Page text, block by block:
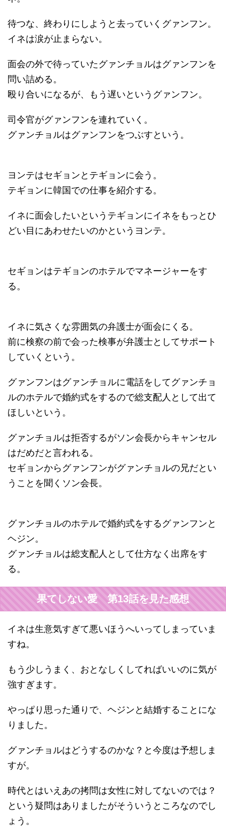
待つな、終わりにしようと去っていくグァンフン。
イネは涙が止まらない。
面会の外で待っていたグァンチョルはグァンフンを
問い詰める。
殴り合いになるが、もう遅いというグァンフン。
司令官がグァンフンを連れていく。
グァンチョルはグァンフンをつぶすという。
ヨンテはセギョンとテギョンに会う。
テギョンに韓国での仕事を紹介する。
イネに面会したいというテギョンにイネをもっとひ
どい目にあわせたいのかというヨンテ。
セギョンはテギョンのホテルでマネージャーをす
る。
イネに気さくな雰囲気の弁護士が面会にくる。
前に検察の前で会った検事が弁護士としてサポート
していくという。
グァンフンはグァンチョルに電話をしてグァンチョ
ルのホテルで婚約式をするので総支配人として出て
ほしいという。
グァンチョルは拒否するがソン会長からキャンセル
はだめだと言われる。
セギョンからグァンフンがグァンチョルの兄だとい
うことを聞くソン会長。
グァンチョルのホテルで婚約式をするグァンフンと
ヘジン。
グァンチョルは総支配人として仕方なく出席をす
る。
果てしない愛 第13話を見た感想
イネは生意気すぎて悪いほうへいってしまっていま
すね。
もう少しうまく、おとなしくしてればいいのに気が
強すぎます。
やっぱり思った通りで、ヘジンと結婚することにな
りました。
グァンチョルはどうするのかな？と今度は予想しま
すが。
時代とはいえあの拷問は女性に対してないのでは？
という疑問はありましたがそういうところなのでし
ょう。